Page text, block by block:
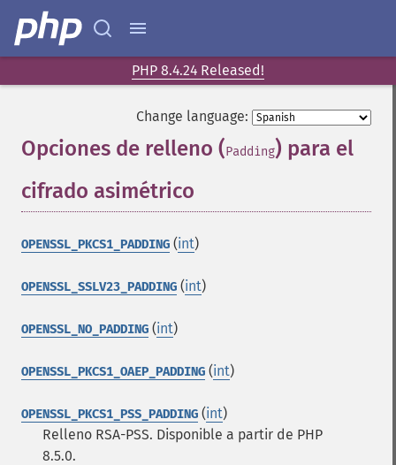
PHP 8.4.24 Released!
Change language:
Opciones de relleno (Padding) para el
cifrado asimétrico
OPENSSL_PKCS1_PADDING (int)
OPENSSL_SSLV23_PADDING (int)
OPENSSL_NO_PADDING (int)
OPENSSL_PKCS1_OAEP_PADDING (int)
OPENSSL_PKCS1_PSS_PADDING (int)
Relleno RSA-PSS. Disponible a partir de PHP
8.5.0.